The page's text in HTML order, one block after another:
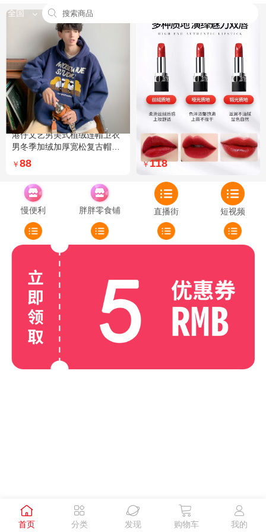
全国
港仔文艺男美式植绒连帽卫衣
男冬季加绒加厚宽松复古帽衫
外套 XXL 加绒 5XL 灰色加绒
￥ 88
Dior迪奥全新烈艳蓝金口红品
牌授权经典藤格纹饰带丝绒质
地999色号传奇红唇哑光 哑光
￥118
慢便利 胖胖零食铺 直播街 短视频

首页

分类

发现

购物车

我的